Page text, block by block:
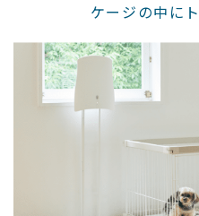
ケージの中に